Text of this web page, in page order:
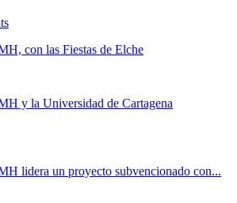
con las Fiestas de Elche
y la Universidad de Cartagena
lidera un proyecto subvencionado con...